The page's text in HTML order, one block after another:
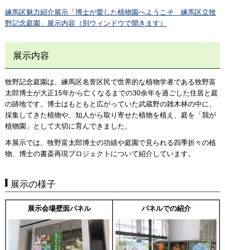
練馬区魅力紹介展示「博士が愛した植物園へようこそ 練馬区立牧
野記念庭園」展示内容（別ウィンドウで開きます）
展示内容
牧野記念庭園は、練馬区名誉区民で世界的な植物学者である牧野富
太郎博士が大正15年から亡くなるまでの30余年を過ごした住居と庭
の跡地です。博士はもともと広がっていた武蔵野の雑木林の中に、
採集してきた植物や、知人から取り寄せた植物を植え、庭を「我が
植物園」として大切に育んできました。
本展示では、牧野富太郎博士の功績や庭園で見られる四季折々の植
物、博士の書斎再現プロジェクトについて紹介しています。
展示の様子
展示会場壁面パネル パネルでの紹介